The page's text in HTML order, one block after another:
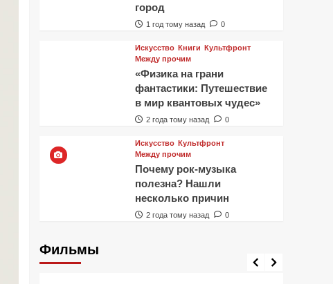
город
1 год тому назад 0
Искусство Книги Культфронт
Между прочим
«Физика на грани
фантастики: Путешествие
в мир квантовых чудес»
2 года тому назад 0
Искусство Культфронт
Между прочим
Почему рок-музыка
полезна? Нашли
несколько причин
2 года тому назад 0
Фильмы
Фильмы